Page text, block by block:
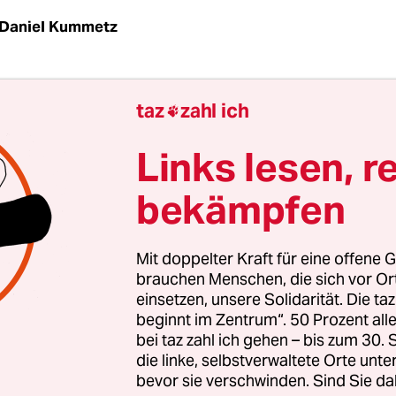
Kummetz
hatte nette Worte gefunden, um den
ihrer CDU Schleswig-Holstein
Landesvorsitzende Jost de Jager sprach auf
in Neumünster davon, dass die Partei sich nur
müsse, um wieder erfolgreicher zu
mit mehr Themen und das auch von und
ländlichen Gegenden zu vernachlässigen.
und Finanzpolitik, sondern auch
mit der er sich dem Parteitag zur Wiederwahl
– er erhielt ohne Gegenkandidat 81 Prozent.
taz zahl ich
Links lesen,
bekämpfen
Mit doppelter Kraft für eine offene
brauchen Menschen, die sich vor
einsetzen, unsere Solidarität. Die
beginnt im Zentrum“. 50 Prozent
bei taz zahl ich gehen – bis zum
die linke, selbstverwaltete Orte
bevor sie verschwinden. Sind Sie